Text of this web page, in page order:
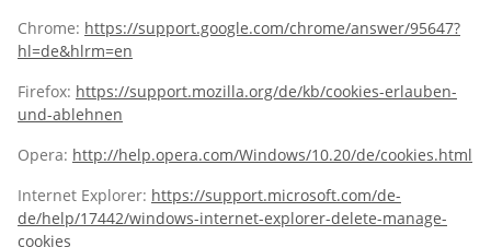
Chrome: https://support.google.com/chrome/answer/95647?
hl=de&hlrm=en
Firefox: https://support.mozilla.org/de/kb/cookies-erlauben-
und-ablehnen
Opera: http://help.opera.com/Windows/10.20/de/cookies.html
Internet Explorer: https://support.microsoft.com/de-
de/help/17442/windows-internet-explorer-delete-manage-
cookies